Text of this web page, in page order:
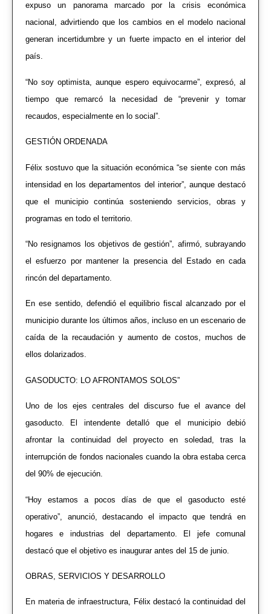
expuso un panorama marcado por la crisis económica
nacional, advirtiendo que los cambios en el modelo nacional
generan incertidumbre y un fuerte impacto en el interior del
país.
“No soy optimista, aunque espero equivocarme”, expresó, al
tiempo que remarcó la necesidad de “prevenir y tomar
recaudos, especialmente en lo social”.
GESTIÓN ORDENADA
Félix sostuvo que la situación económica “se siente con más
intensidad en los departamentos del interior”, aunque destacó
que el municipio continúa sosteniendo servicios, obras y
programas en todo el territorio.
“No resignamos los objetivos de gestión”, afirmó, subrayando
el esfuerzo por mantener la presencia del Estado en cada
rincón del departamento.
En ese sentido, defendió el equilibrio fiscal alcanzado por el
municipio durante los últimos años, incluso en un escenario de
caída de la recaudación y aumento de costos, muchos de
ellos dolarizados.
GASODUCTO: LO AFRONTAMOS SOLOS”
Uno de los ejes centrales del discurso fue el avance del
gasoducto. El intendente detalló que el municipio debió
afrontar la continuidad del proyecto en soledad, tras la
interrupción de fondos nacionales cuando la obra estaba cerca
del 90% de ejecución.
“Hoy estamos a pocos días de que el gasoducto esté
operativo”, anunció, destacando el impacto que tendrá en
hogares e industrias del departamento. El jefe comunal
destacó que el objetivo es inaugurar antes del 15 de junio.
OBRAS, SERVICIOS Y DESARROLLO
En materia de infraestructura, Félix destacó la continuidad del